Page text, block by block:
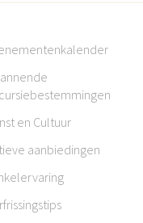
en Cultuur
aanbiedingen